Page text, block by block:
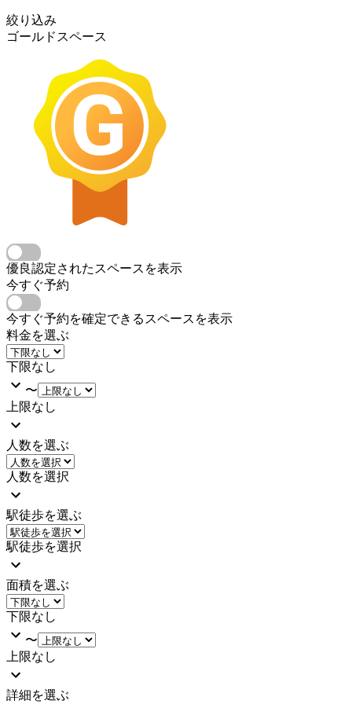
絞り込み
ゴールドスペース
優良認定されたスペースを表示
今すぐ予約
今すぐ予約を確定できるスペースを表示
料金を選ぶ
下限なし
〜
上限なし
人数を選ぶ
人数を選択
駅徒歩を選ぶ
駅徒歩を選択
面積を選ぶ
下限なし
〜
上限なし
詳細を選ぶ